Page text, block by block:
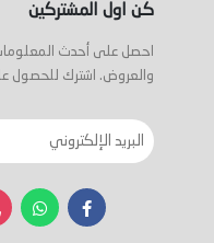
كن اول المشتركين
احصل على أحدث
والعروض. اشترك للحصول